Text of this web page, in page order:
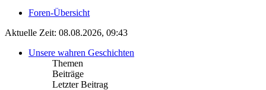
Foren-Übersicht
Aktuelle Zeit: 08.08.2026, 09:43
Unsere wahren Geschichten
Themen
Beiträge
Letzter Beitrag